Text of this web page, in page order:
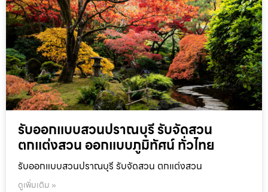
รับออกแบบสวนปราณบุรี รับจัดสวน
ตกแต่งสวน ออกแบบภูมิทัศน์ ทั่วไทย
รับออกแบบสวนปราณบุรี รับจัดสวน ตกแต่งสวน
ดูเพิ่มเติม »